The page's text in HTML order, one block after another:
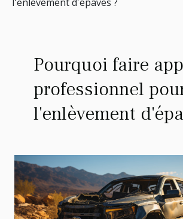
Pourquoi faire
professionnel
l'enlèvement